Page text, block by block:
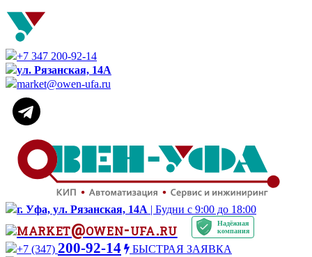
+7 347 200-92-14
ул. Рязанская, 14А
market@owen-ufa.ru
г. Уфа, ул. Рязанская, 14А | Будни с 9:00 до 18:00
market@owen-ufa.ru
Надёжная
компания
+7 (347) 200-92-14
БЫСТРАЯ ЗАЯВКА